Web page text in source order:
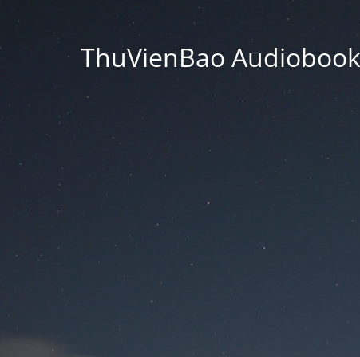
ThuVienBao